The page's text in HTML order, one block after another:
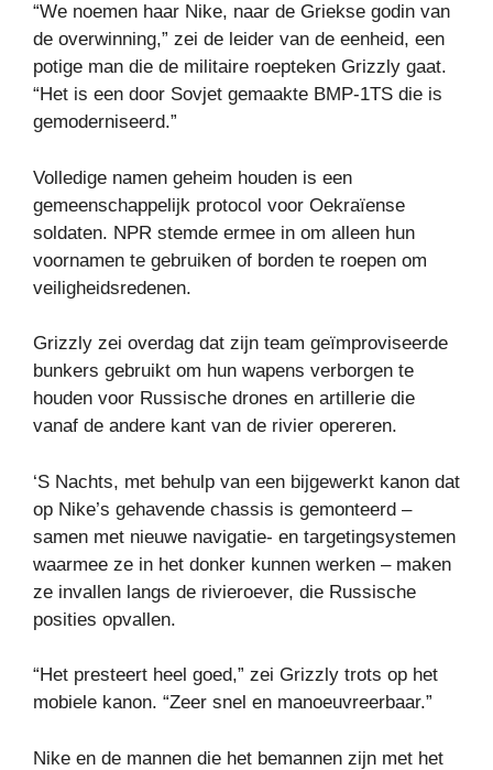
“We noemen haar Nike, naar de Griekse godin van
de overwinning,” zei de leider van de eenheid, een
potige man die de militaire roepteken Grizzly gaat.
“Het is een door Sovjet gemaakte BMP-1TS die is
gemoderniseerd.”
Volledige namen geheim houden is een
gemeenschappelijk protocol voor Oekraïense
soldaten. NPR stemde ermee in om alleen hun
voornamen te gebruiken of borden te roepen om
veiligheidsredenen.
Grizzly zei overdag dat zijn team geïmproviseerde
bunkers gebruikt om hun wapens verborgen te
houden voor Russische drones en artillerie die
vanaf de andere kant van de rivier opereren.
‘S Nachts, met behulp van een bijgewerkt kanon dat
op Nike’s gehavende chassis is gemonteerd –
samen met nieuwe navigatie- en targetingsystemen
waarmee ze in het donker kunnen werken – maken
ze invallen langs de rivieroever, die Russische
posities opvallen.
“Het presteert heel goed,” zei Grizzly trots op het
mobiele kanon. “Zeer snel en manoeuvreerbaar.”
Nike en de mannen die het bemannen zijn met het